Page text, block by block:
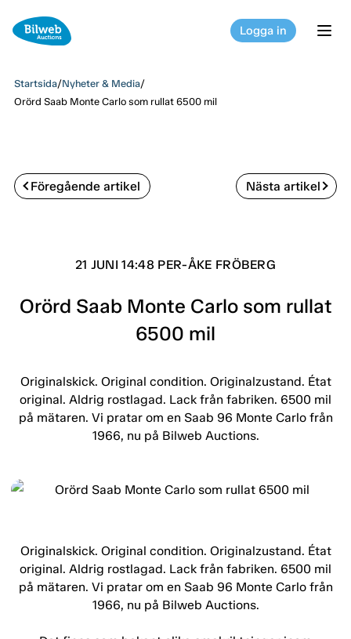
Logga in
Startsida/Nyheter & Media/
Orörd Saab Monte Carlo som rullat 6500 mil
Föregående artikel Nästa artikel
21 JUNI 14:48 PER-ÅKE FRÖBERG
Orörd Saab Monte Carlo som rullat
6500 mil
Originalskick. Original condition. Originalzustand. État
original. Aldrig rostlagad. Lack från fabriken. 6500 mil
på mätaren. Vi pratar om en Saab 96 Monte Carlo från
1966, nu på Bilweb Auctions.
Originalskick. Original condition. Originalzustand. État
original. Aldrig rostlagad. Lack från fabriken. 6500 mil
på mätaren. Vi pratar om en Saab 96 Monte Carlo från
1966, nu på Bilweb Auctions.